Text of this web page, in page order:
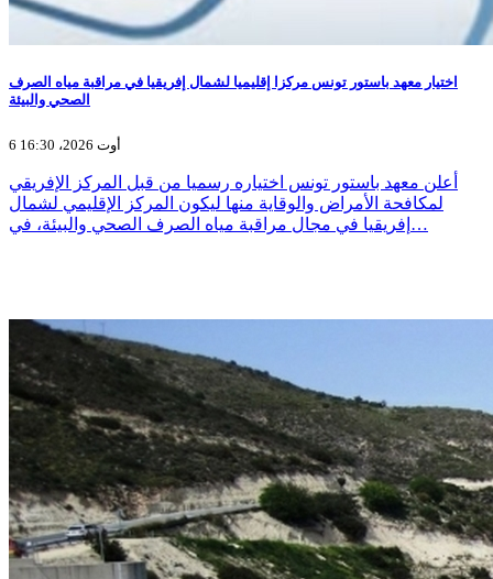
اختيار معهد باستور تونس مركزا إقليميا لشمال إفريقيا في مراقبة مياه الصرف
الصحي والبيئة
6 أوت 2026، 16:30
أعلن معهد باستور تونس اختياره رسميا من قبل المركز الإفريقي
لمكافحة الأمراض والوقاية منها ليكون المركز الإقليمي لشمال
إفريقيا في مجال مراقبة مياه الصرف الصحي والبيئة، في…